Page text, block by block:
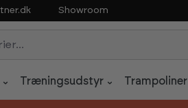
Showroom
Træningsudstyr Trampoliner